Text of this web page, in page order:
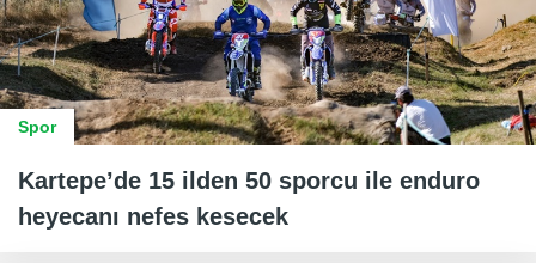
Spor
Kartepe’de 15 ilden 50 sporcu ile enduro
heyecanı nefes kesecek